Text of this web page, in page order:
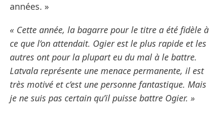
années. »
« Cette année, la bagarre pour le titre a été fidèle à
ce que l’on attendait. Ogier est le plus rapide et les
autres ont pour la plupart eu du mal à le battre.
Latvala représente une menace permanente, il est
très motivé et c’est une personne fantastique. Mais
je ne suis pas certain qu’il puisse battre Ogier. »